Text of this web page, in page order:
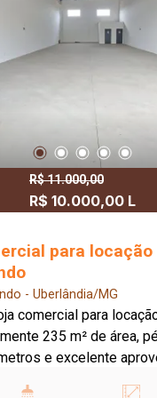
R$ 11.000,00
R$ 10.000,00 L
para locação
- Uberlândia/MG
comercial para
235 m² de área,
e excelente